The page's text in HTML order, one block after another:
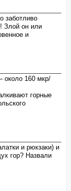
заботливо
Злой он или
и
около 160 мкр/
горные
и рюкзаки) и
гор? Назвали